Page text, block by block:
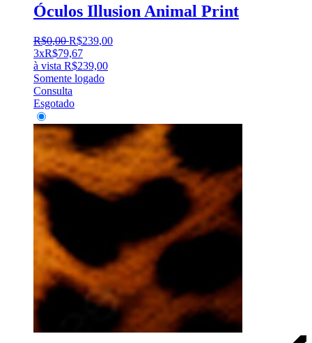
Óculos Illusion Animal Print
R$0,00 R$239,00
3xR$79,67
à vista R$239,00
Somente logado
Consulta
Esgotado